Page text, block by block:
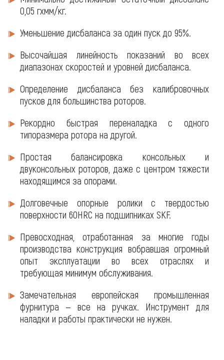
0,05 гхмм/кг.
Уменьшение дисбаланса за один пуск до 95%.
Высочайшая линейность показаний во всех
диапазонах скоростей и уровней дисбаланса.
Определение дисбаланса без калибровочных
пусков для большинства роторов.
Рекордно быстрая переналадка с одного
типоразмера ротора на другой.
Простая балансировка консольных и
двуконсольных роторов, даже с центром тяжести
находящимся за опорами.
Долговечные опорные ролики с твердостью
поверхности 60HRC на подшипниках SKF.
Превосходная, отработанная за многие годы
производства конструкция вобравшая огромный
опыт эксплуатации во всех отраслях и
требующая минимум обслуживания.
Замечательная европейская промышленная
фурнитура — все на ручках. Инструмент для
наладки и работы практически не нужен.